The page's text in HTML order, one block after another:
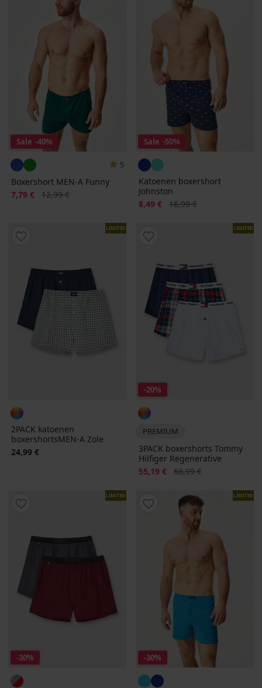
Sale -40%
5
Boxershort MEN-A Funny
Korting
7,79 € Oorspronkelijke prijs
12,99 €
Sale -50%
Katoenen boxershort
Johnston
Korting
8,49 € Oorspronkelijke prijs
16,99 €
LIMITED
2PACK katoenen
boxershortsMEN-A Zole
24,99 €
LIMITED
-20%
PREMIUM
3PACK boxershorts Tommy
Hilfiger Regenerative
Korting
55,19 € Oorspronkelijke prijs
68,99 €
LIMITED
-30%
LIMITED
-30%